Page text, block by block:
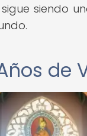
siendo
de